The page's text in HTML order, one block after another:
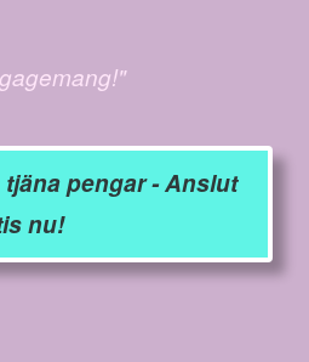
pengar - Anslut
nu!